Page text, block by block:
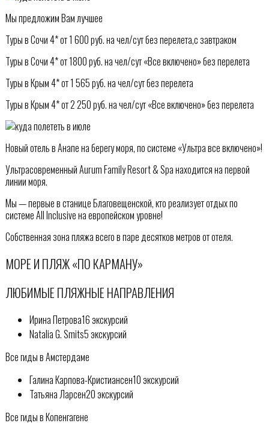
Мы предложим Вам лучшее
Туры в Сочи 4* от 1 600 руб. на чел/сут без перелета,с завтраком
Туры в Сочи 4* от 1800 руб. на чел/сут «Все включено» без перелета
Туры в Крым 4* от 1 565 руб. на чел/сут без перелета
Туры в Крым 4* от 2 250 руб. на чел/сут «Все включено» без перелета
Новый отель в Анапе на берегу моря, по системе «Ультра все включено»!
Ультрасовременный Aurum Family Resort & Spa находится на первой
линии моря.
Мы — первые в станице Благовещенской, кто реализует отдых по
системе All Inclusive на европейском уровне!
Собственная зона пляжа всего в паре десятков метров от отеля.
МОРЕ И ПЛЯЖ «ПО КАРМАНУ»
ЛЮБИМЫЕ ПЛЯЖНЫЕ НАПРАВЛЕНИЯ
Ирина Петрова16 экскурсий
Natalia G. Smits5 экскурсий
Все гиды в Амстердаме
Галина Карпова-Кристиансен10 экскурсий
Татьяна Ларсен20 экскурсий
Все гиды в Копенгагене